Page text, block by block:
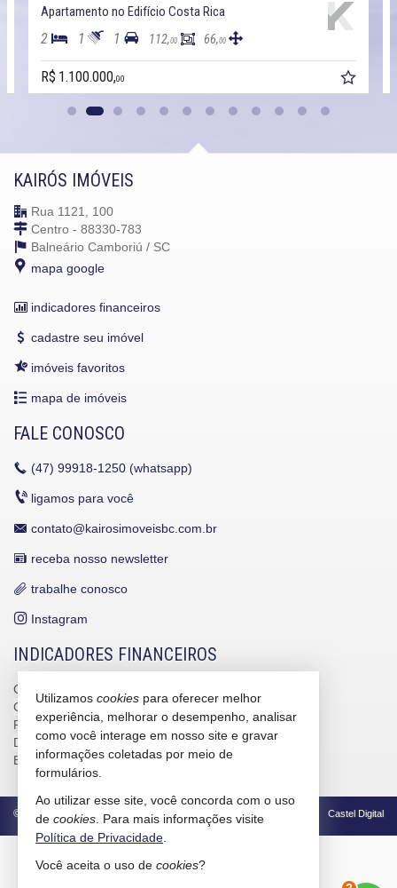
Apartamento no Edifício Costa Rica
2 1 1 112,00 66,00
R$ 1.100.000,00
KAIRÓS IMÓVEIS
Rua 1121, 100
Centro - 88330-783
Balneário Camboriú / SC
mapa google
indicadores financeiros
cadastre seu imóvel
imóveis favoritos
mapa de imóveis
FALE CONOSCO
(47) 99918-1250 (whatsapp)
ligamos para você
contato@kairosimoveisbc.com.br
receba nosso newsletter
trabalhe conosco
Instagram
INDICADORES FINANCEIROS
CUB /
CUB /SCvariação
0,95%
Poupança
0,6738%
Dólar Comercial
R$ 5,10
Euro
R$ 5,88
© 2026 CRECI/SC 4586-J Política de Privacidade Castel Digital
Utilizamos cookies para oferecer melhor
experiência, melhorar o desempenho, analisar
como você interage em nosso site e gravar
informações coletadas por meio de
formulários.
Ao utilizar esse site, você concorda com o uso
de cookies . Para mais informações visite
Política de Privacidade
Você aceita o uso de cookies?